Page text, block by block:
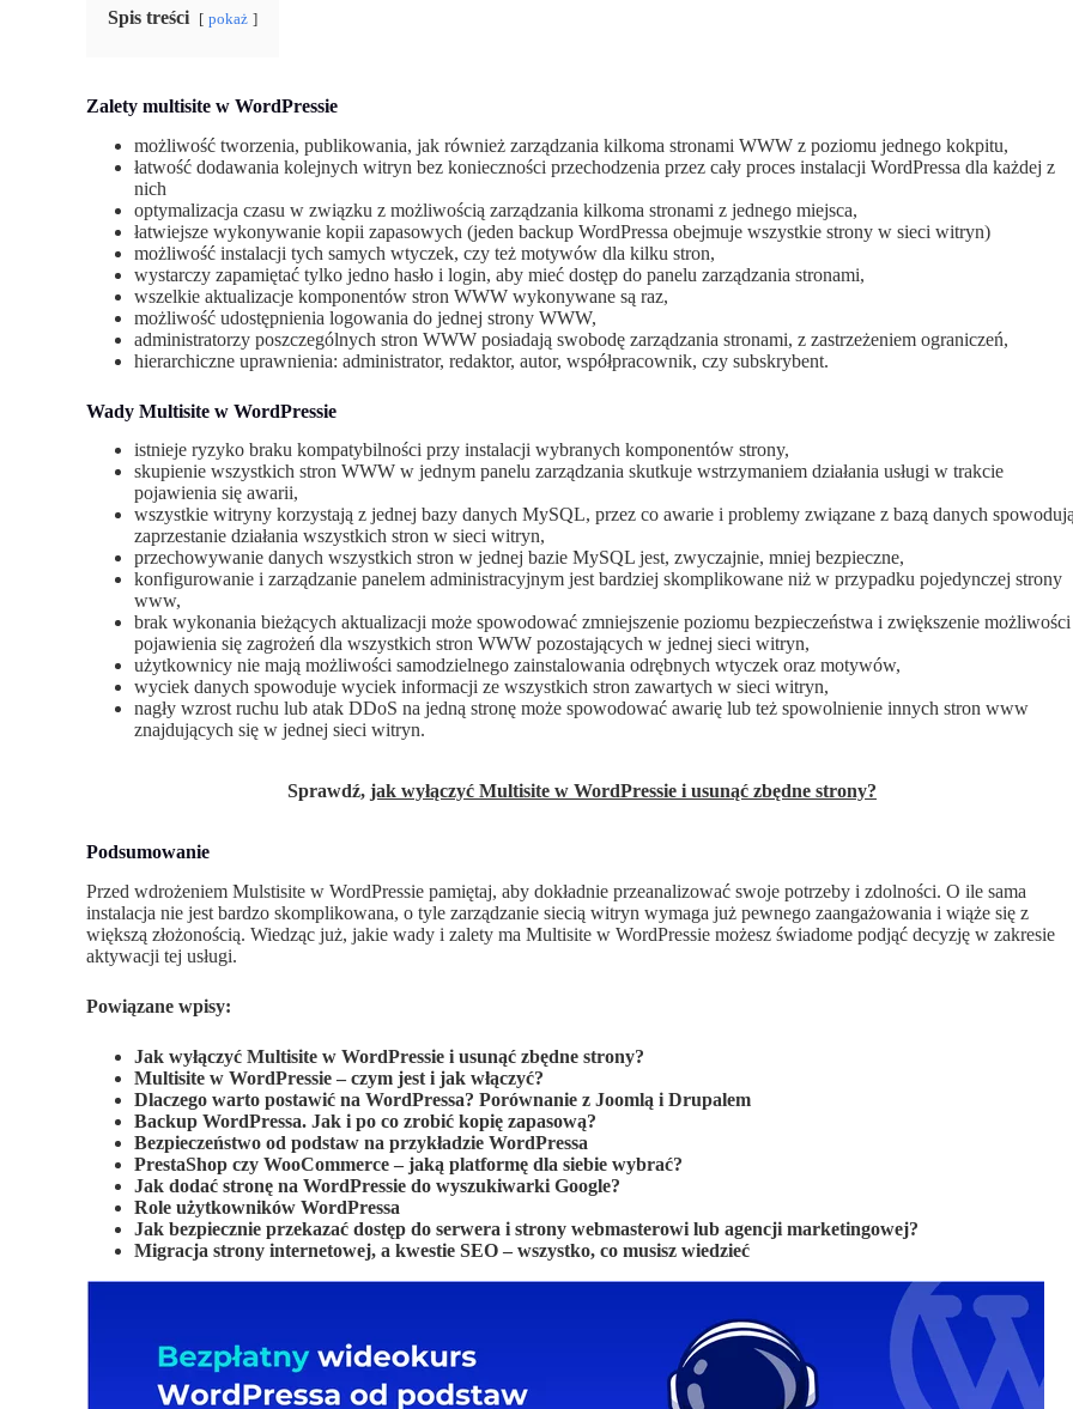
Spis treści pokaż
Zalety multisite w WordPressie
możliwość tworzenia, publikowania, jak również zarządzania kilkoma stronami WWW z poziomu jednego kokpitu,
łatwość dodawania kolejnych witryn bez konieczności przechodzenia przez cały proces instalacji WordPressa dla każdej z
nich
optymalizacja czasu w związku z możliwością zarządzania kilkoma stronami z jednego miejsca,
łatwiejsze wykonywanie kopii zapasowych (jeden backup WordPressa obejmuje wszystkie strony w sieci witryn)
możliwość instalacji tych samych wtyczek, czy też motywów dla kilku stron,
wystarczy zapamiętać tylko jedno hasło i login, aby mieć dostęp do panelu zarządzania stronami,
wszelkie aktualizacje komponentów stron WWW wykonywane są raz,
możliwość udostępnienia logowania do jednej strony WWW,
administratorzy poszczególnych stron WWW posiadają swobodę zarządzania stronami, z zastrzeżeniem ograniczeń,
hierarchiczne uprawnienia: administrator, redaktor, autor, współpracownik, czy subskrybent.
Wady Multisite w WordPressie
istnieje ryzyko braku kompatybilności przy instalacji wybranych komponentów strony,
skupienie wszystkich stron WWW w jednym panelu zarządzania skutkuje wstrzymaniem działania usługi w trakcie
pojawienia się awarii,
wszystkie witryny korzystają z jednej bazy danych MySQL, przez co awarie i problemy związane z bazą danych
zaprzestanie działania wszystkich stron w sieci witryn,
przechowywanie danych wszystkich stron w jednej bazie MySQL jest, zwyczajnie, mniej bezpieczne,
konfigurowanie i zarządzanie panelem administracyjnym jest bardziej skomplikowane niż w przypadku pojedynczej strony
www,
brak wykonania bieżących aktualizacji może spowodować zmniejszenie poziomu bezpieczeństwa i zwiększenie możliwości
pojawienia się zagrożeń dla wszystkich stron WWW pozostających w jednej sieci witryn,
użytkownicy nie mają możliwości samodzielnego zainstalowania odrębnych wtyczek oraz motywów,
wyciek danych spowoduje wyciek informacji ze wszystkich stron zawartych w sieci witryn,
nagły wzrost ruchu lub atak DDoS na jedną stronę może spowodować awarię lub też spowolnienie innych stron www
znajdujących się w jednej sieci witryn.
Sprawdź, jak wyłączyć Multisite w WordPressie i usunąć zbędne strony?
Podsumowanie
Przed wdrożeniem Mulstisite w WordPressie pamiętaj, aby dokładnie przeanalizować swoje potrzeby i zdolności. O ile sama
instalacja nie jest bardzo skomplikowana, o tyle zarządzanie siecią witryn wymaga już pewnego zaangażowania i wiąże się z
większą złożonością. Wiedząc już, jakie wady i zalety ma Multisite w WordPressie możesz świadome podjąć decyzję w zakresie
aktywacji tej usługi.
Powiązane wpisy:
Jak wyłączyć Multisite w WordPressie i usunąć zbędne strony?
Multisite w WordPressie – czym jest i jak włączyć?
Dlaczego warto postawić na WordPressa? Porównanie z Joomlą i Drupalem
Backup WordPressa. Jak i po co zrobić kopię zapasową?
Bezpieczeństwo od podstaw na przykładzie WordPressa
PrestaShop czy WooCommerce – jaką platformę dla siebie wybrać?
Jak dodać stronę na WordPressie do wyszukiwarki Google?
Role użytkowników WordPressa
Jak bezpiecznie przekazać dostęp do serwera i strony webmasterowi lub agencji marketingowej?
Migracja strony internetowej, a kwestie SEO – wszystko, co musisz wiedzieć